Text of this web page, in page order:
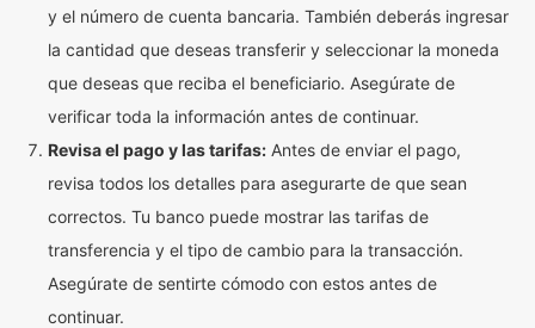
y el número de cuenta bancaria. También deberás ingresar
la cantidad que deseas transferir y seleccionar la moneda
que deseas que reciba el beneficiario. Asegúrate de
verificar toda la información antes de continuar.
Revisa el pago y las tarifas: Antes de enviar el pago,
revisa todos los detalles para asegurarte de que sean
correctos. Tu banco puede mostrar las tarifas de
transferencia y el tipo de cambio para la transacción.
Asegúrate de sentirte cómodo con estos antes de
continuar.